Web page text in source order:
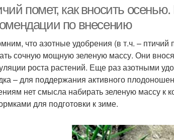
помет, как вносить
по внесению
что азотные удобрения (в т.ч. – птичий
сочную мощную зеленую массу. Они
роста растений. Еще раз азотными
– для поддержания активного
нет смысла набирать зеленую массу
для подготовки к зиме.